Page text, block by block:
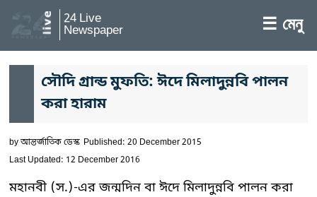
24 Live
Newspaper ☰ মেনু
সৌদি গ্রান্ড মুফতি: ঈদে মিলাদুন্নবি পালন
করা হারাম
byআন্তর্জাতিক ডেস্ক Published: 20 December 2015
Last Updated: 12 December 2016
মহানবী (স.)-এর জন্মদিন বা ঈদে মিলাদুন্নবি পালন করা